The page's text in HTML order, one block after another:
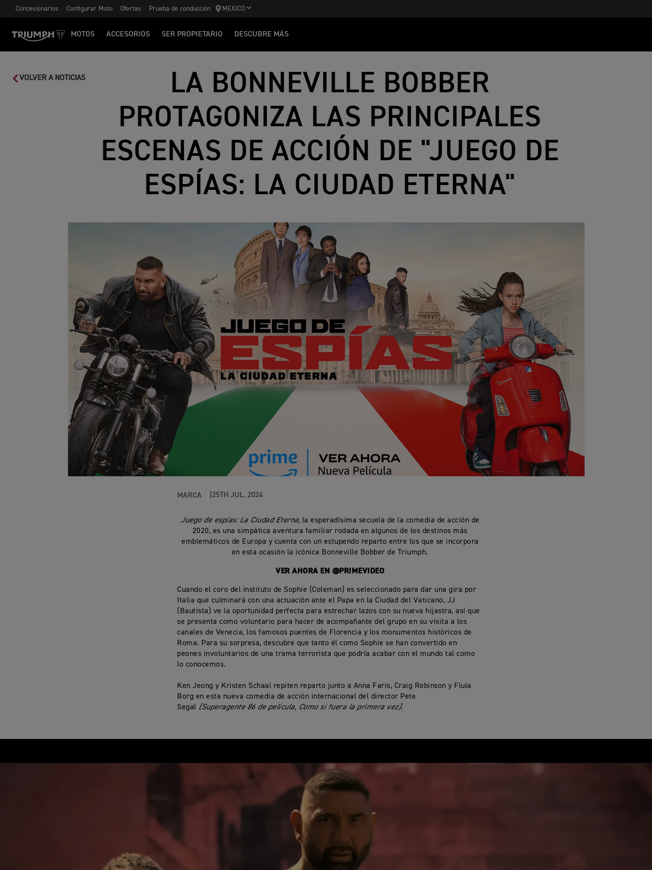
Concesionarios Configurar Moto Ofertas Prueba de conducción MEXICO
MOTOS ACCESORIOS SER PROPIETARIO DESCUBRE MÁS
VOLVER A NOTICIAS
LA BONNEVILLE BOBBER
PROTAGONIZA LAS PRINCIPALES
ESCENAS DE ACCIÓN DE "JUEGO DE
ESPÍAS: LA CIUDAD ETERNA"
MARCA 25TH JUL. 2024
Juego de espías: La Ciudad Eterna, la esperadísima secuela de la comedia de acción de
2020, es una simpática aventura familiar rodada en algunos de los destinos más
emblemáticos de Europa y cuenta con un estupendo reparto entre los que se incorpora
en esta ocasión la icónica Bonneville Bobber de Triumph.
VER AHORA EN @PRIMEVIDEO
Cuando el coro del instituto de Sophie (Coleman) es seleccionado para dar una gira por
Italia que culminará con una actuación ante el Papa en la Ciudad del Vaticano, JJ
(Bautista) ve la oportunidad perfecta para estrechar lazos con su nueva hijastra, así que
se presenta como voluntario para hacer de acompañante del grupo en su visita a los
canales de Venecia, los famosos puentes de Florencia y los monumentos históricos de
Roma. Para su sorpresa, descubre que tanto él como Sophie se han convertido en
peones involuntarios de una trama terrorista que podría acabar con el mundo tal como
lo conocemos.
Ken Jeong y Kristen Schaal repiten reparto junto a Anna Faris, Craig Robinson y Flula
Borg en esta nueva comedia de acción internacional del director Pete
Segal (Superagente 86 de película, Como si fuera la primera vez).